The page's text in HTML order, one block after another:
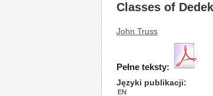
Classes of
John Truss
Pełne teksty:
Języki publikacji
EN